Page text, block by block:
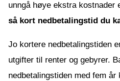
unngå høye ekstra kostnader
så kort nedbetalingstid du
Jo kortere nedbetalingstiden
utgifter til renter og gebyrer.
nedbetalingstiden med fem